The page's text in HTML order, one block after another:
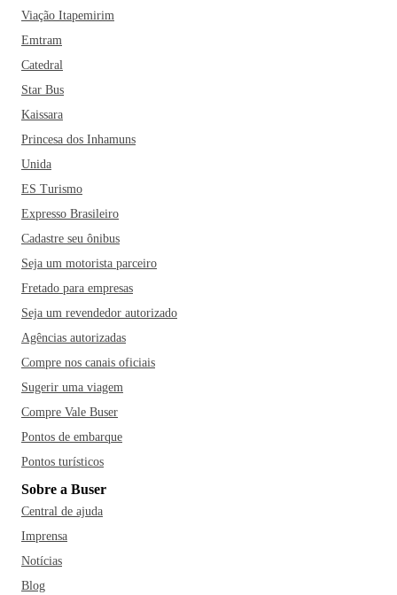
Viação Itapemirim
Emtram
Catedral
Star Bus
Kaissara
Princesa dos Inhamuns
Unida
ES Turismo
Expresso Brasileiro
Cadastre seu ônibus
Seja um motorista parceiro
Fretado para empresas
Seja um revendedor autorizado
Agências autorizadas
Compre nos canais oficiais
Sugerir uma viagem
Compre Vale Buser
Pontos de embarque
Pontos turísticos
Sobre a Buser
Central de ajuda
Imprensa
Notícias
Blog